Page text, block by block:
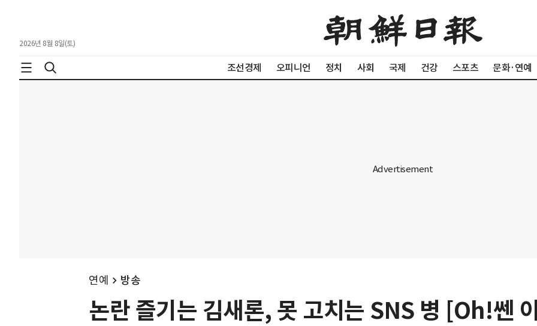
2026년 8월 8일(토)
조선경제 오피니언 정치 사회 국제 건강 스포츠 문화·연예
연예 방송
논란 즐기는 김새론, 못 고치는 SNS 병 [Oh!쎈